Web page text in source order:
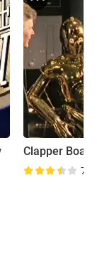
Clapper Board
7.6